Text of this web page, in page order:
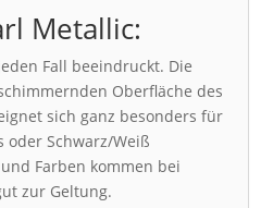
Metallic:
Fall beeindruckt. Die
Oberfläche des
sich ganz besonders für
oder Schwarz/Weiß
Farben kommen bei
zur Geltung.